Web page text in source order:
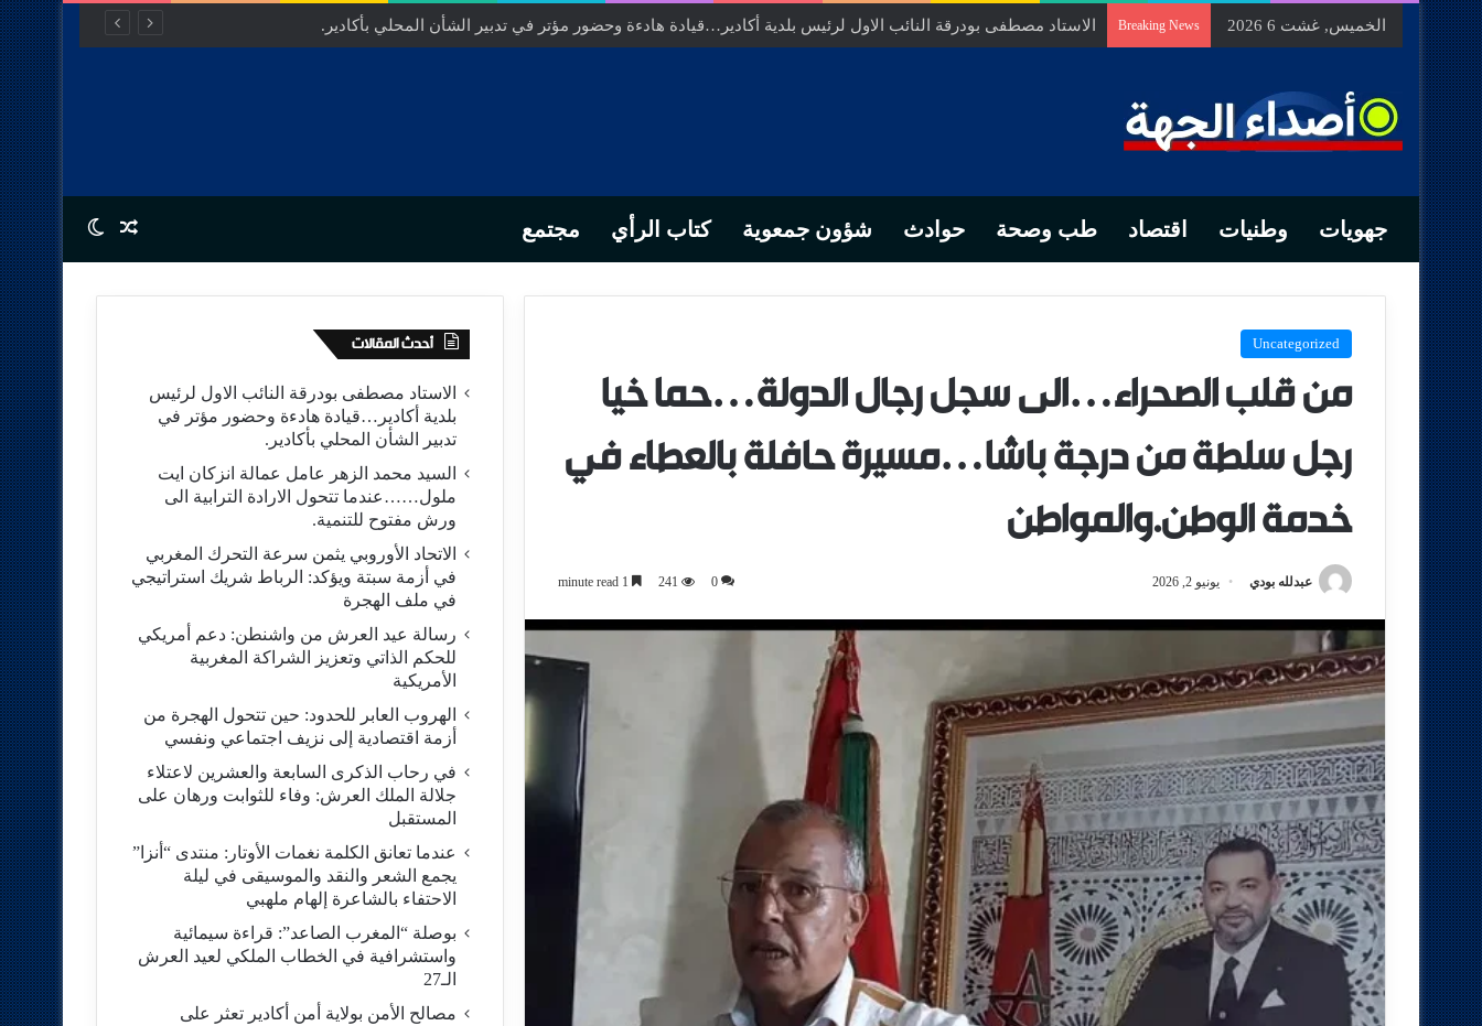
الخميس, غشت 6 2026 Breaking News السيد محمد الزهر عامل عمالة انزكان ايت ملول……عندما تتحول الارادة الترابية الى ورش مفتوح للتنمية.
جهويات وطنيات اقتصاد طب وصحة حوادث شؤون جمعوية كتاب الرأي مجتمع Random Article
Switch skin
Uncategorized
من قلب الصحراء…الى سجل رجال الدولة…حما خيا
رجل سلطة من درجة باشا…مسيرة حافلة بالعطاء في
خدمة الوطن.والمواطن
عبدلله بودي يونيو 2, 2026 0
241
أحدث المقالات
الاستاد مصطفى بودرقة النائب الاول لرئيس
بلدية أكادير…قيادة هادءة وحضور مؤتر في
تدبير الشأن المحلي بأكادير.
السيد محمد الزهر عامل عمالة انزكان ايت
ملول……عندما تتحول الارادة الترابية الى
ورش مفتوح للتنمية.
الاتحاد الأوروبي يثمن سرعة التحرك المغربي
في أزمة سبتة ويؤكد: الرباط شريك استراتيجي
في ملف الهجرة
رسالة عيد العرش من واشنطن: دعم أمريكي
للحكم الذاتي وتعزيز الشراكة المغربية
الأمريكية
​الهروب العابر للحدود: حين تتحول الهجرة من
أزمة اقتصادية إلى نزيف اجتماعي ونفسي
في رحاب الذكرى السابعة والعشرين لاعتلاء
جلالة الملك العرش: وفاء للثوابت ورهان على
المستقبل
​عندما تعانق الكلمة نغمات الأوتار: منتدى “أنزا”
يجمع الشعر والنقد والموسيقى في ليلة
الاحتفاء بالشاعرة إلهام ملهبي
بوصلة “المغرب الصاعد”: قراءة سيمائية
واستشرافية في الخطاب الملكي لعيد العرش
الـ27
مصالح الأمن بولاية أمن أكادير تعثر على